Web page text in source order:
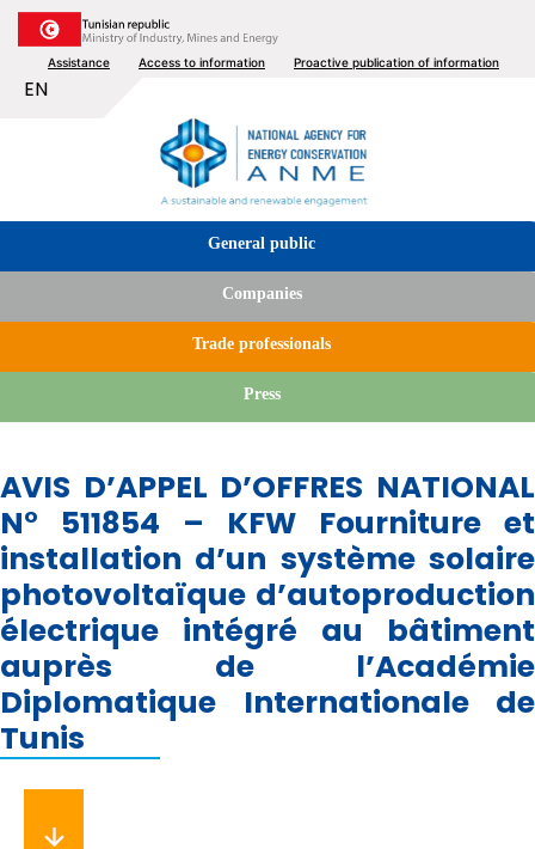
Skip
to
content
Top
menu
Assistance Access to information Proactive publication of information
EN
General public
Companies
Trade professionals
Press
AVIS D’APPEL D’OFFRES NATIONAL
N° 511854 – KFW Fourniture et
installation d’un système solaire
photovoltaïque d’autoproduction
électrique intégré au bâtiment
auprès de l’Académie
Diplomatique Internationale de
Tunis